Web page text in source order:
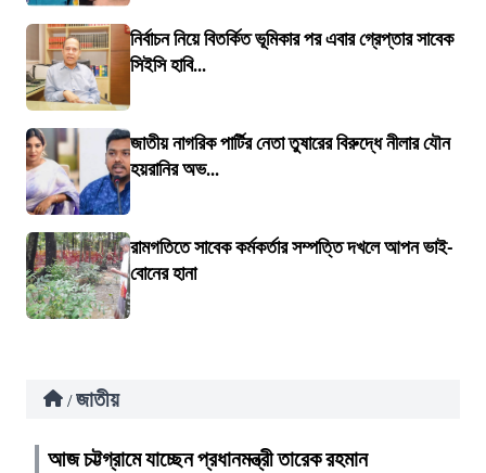
নির্বাচন নিয়ে বিতর্কিত ভূমিকার পর এবার গ্রেপ্তার সাবেক
সিইসি হাবি...
জাতীয় নাগরিক পার্টির নেতা তুষারের বিরুদ্ধে নীলার যৌন
হয়রানির অভ...
রামগতিতে সাবেক কর্মকর্তার সম্পত্তি দখলে আপন ভাই-
বোনের হানা
/ জাতীয়
আজ চট্টগ্রামে যাচ্ছেন প্রধানমন্ত্রী তারেক রহমান